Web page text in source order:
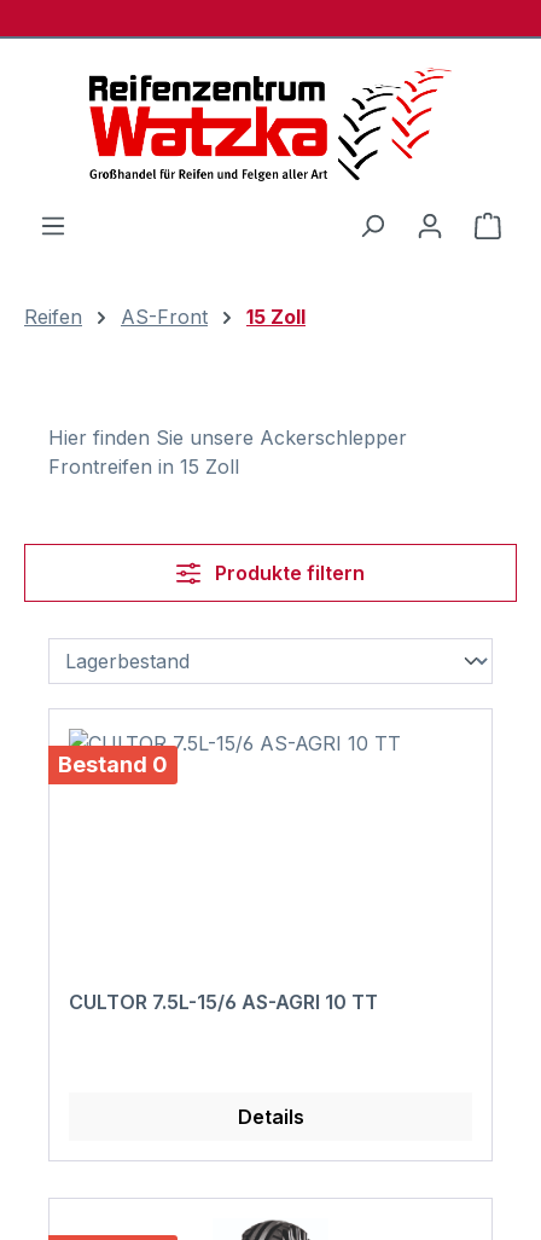
Reifen AS-Front 15 Zoll
Hier finden Sie unsere Ackerschlepper
Frontreifen in 15 Zoll
Produkte filtern
Bestand 0
CULTOR 7.5L-15/6 AS-AGRI 10 TT
Details